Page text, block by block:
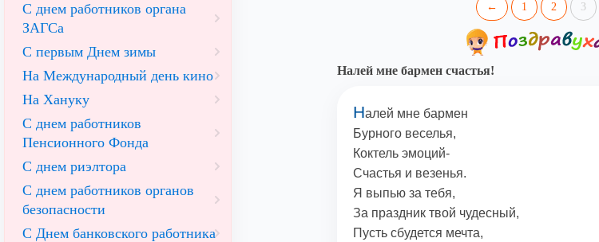
← 1 2 3
Налей мне бармен счастья!
Налей мне бармен
Бурного веселья,
Коктель эмоций-
Счастья и везенья.
Я выпью за тебя,
За праздник твой чудесный,
Пусть сбудется мечта,
С днем работников органа
ЗАГСа
С первым Днем зимы
На Международный день кино
На Хануку
С днем работников
Пенсионного Фонда
С днем риэлтора
С днем работников органов
безопасности
С Днем банковского работника